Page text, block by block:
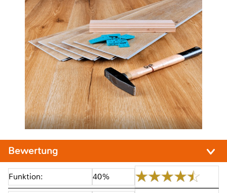
Bewertung
Funktion: 40%